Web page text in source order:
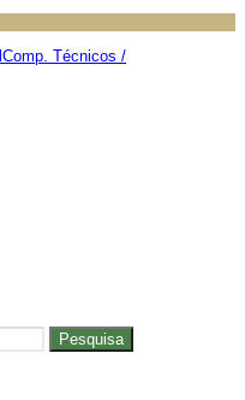
Comp. Técnicos /
Pesquisa